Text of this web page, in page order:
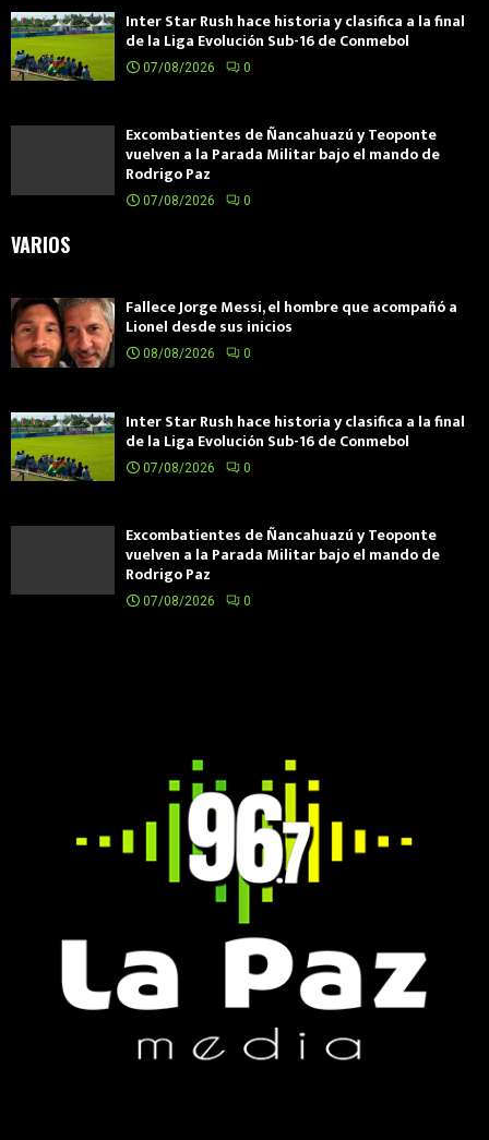
Inter Star Rush hace historia y clasifica a la final
de la Liga Evolución Sub-16 de Conmebol
07/08/2026 0
Excombatientes de Ñancahuazú y Teoponte
vuelven a la Parada Militar bajo el mando de
Rodrigo Paz
07/08/2026 0
VARIOS
Fallece Jorge Messi, el hombre que acompañó a
Lionel desde sus inicios
08/08/2026 0
Inter Star Rush hace historia y clasifica a la final
de la Liga Evolución Sub-16 de Conmebol
07/08/2026 0
Excombatientes de Ñancahuazú y Teoponte
vuelven a la Parada Militar bajo el mando de
Rodrigo Paz
07/08/2026 0